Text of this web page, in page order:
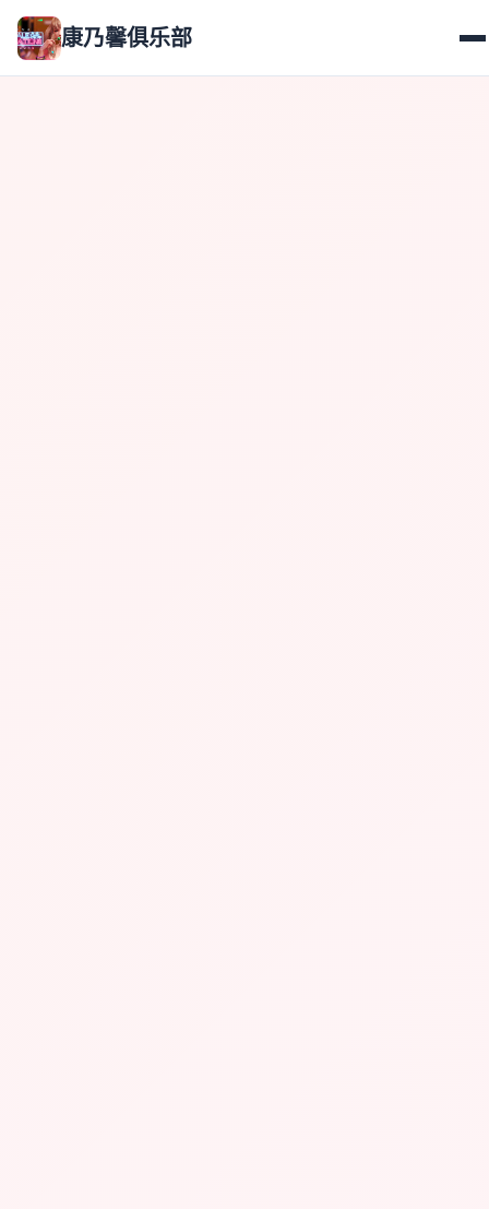
康乃馨俱乐部